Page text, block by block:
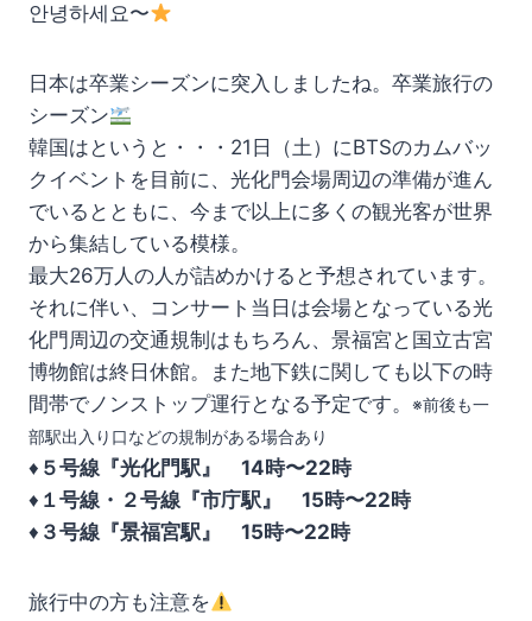
안녕하세요〜
日本は卒業シーズンに突入しましたね。卒業旅行の
シーズン
韓国はというと・・・21日（土）にBTSのカムバッ
クイベントを目前に、光化門会場周辺の準備が進ん
でいるとともに、今まで以上に多くの観光客が世界
から集結している模様。
最大26万人の人が詰めかけると予想されています。
それに伴い、コンサート当日は会場となっている光
化門周辺の交通規制はもちろん、景福宮と国立古宮
博物館は終日休館。また地下鉄に関しても以下の時
間帯でノンストップ運行となる予定です。 ※前後も一
部駅出入り口などの規制がある場合あり
♦️ ５号線『光化門駅』
14時〜22時
♦️ １号線・２号線『市庁駅』
15時〜22時
♦️ ３号線『景福宮駅』 15時〜22時
旅行中の方も注意を